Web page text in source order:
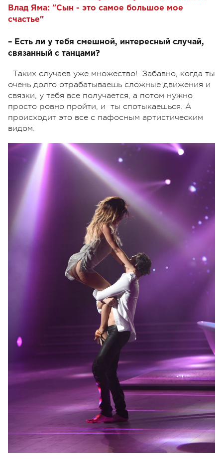
Влад Яма: "Сын - это самое большое мое
счастье"
– Есть ли у тебя смешной, интересный случай,
связанный с танцами?
Таких случаев уже множество! Забавно, когда ты
очень долго отрабатываешь сложные движения и
связки, у тебя все получается, а потом нужно
просто ровно пройти, и ты спотыкаешься. А
происходит это все с пафосным артистическим
видом.